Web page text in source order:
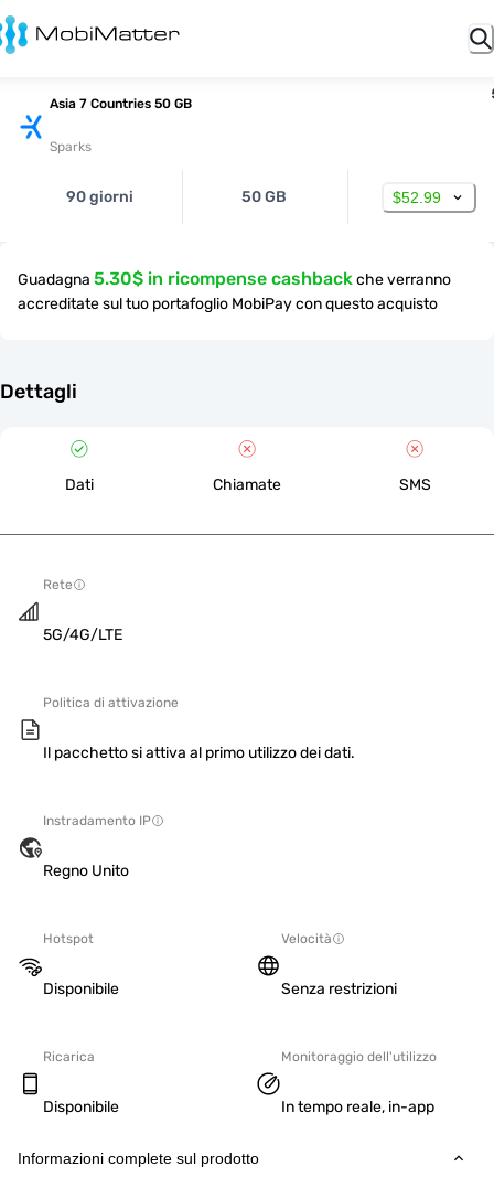
Asia 7 Countries 50 GB
Sparks
90 giorni 50 GB $52.99
Guadagna 5.30$ in ricompense cashbackche verranno
accreditate sul tuo portafoglio MobiPay con questo acquisto
Dettagli
Dati Chiamate SMS
Rete
5G/4G/LTE
Politica di attivazione
Il pacchetto si attiva al primo utilizzo dei dati.
Instradamento IP
Regno Unito
Hotspot
Disponibile
Velocità
Senza restrizioni
Ricarica
Disponibile
Monitoraggio dell'utilizzo
In tempo reale, in-app
Informazioni complete sul prodotto